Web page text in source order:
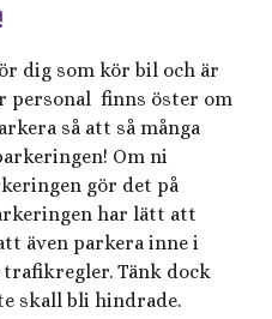
dig som kör bil och är
personal finns öster om
så att så många
Om ni
gör det på
har lätt att
även parkera inne i
Tänk dock
skall bli hindrade.